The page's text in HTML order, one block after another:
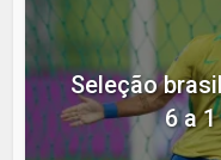
Seleção
6 a